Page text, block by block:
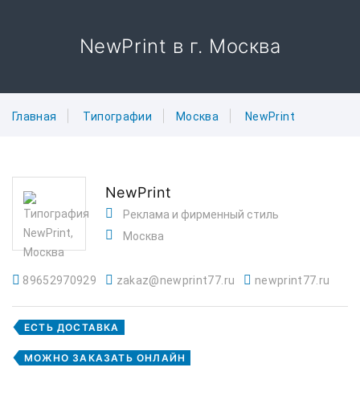
NewPrint в г. Москва
Главная Типографии Москва NewPrint
NewPrint
Реклама и фирменный стиль
Москва
89652970929 zakaz@newprint77.ru newprint77.ru
ЕСТЬ ДОСТАВКА
МОЖНО ЗАКАЗАТЬ ОНЛАЙН